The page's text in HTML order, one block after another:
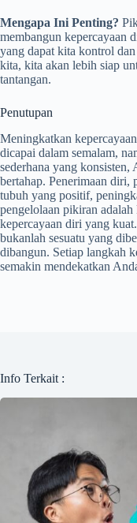
Mengapa Ini Penting?
membangun kepercayaan
yang dapat kita kontrol
kita, kita akan lebih siap
tantangan.
Penutupan
Meningkatkan
dicapai dalam semalam,
sederhana yang konsisten,
bertahap. Penerimaan diri,
tubuh yang positif,
pengelolaan pikiran
kepercayaan diri yang
bukanlah sesuatu yang
dibangun. Setiap langkah
semakin mendekatkan
Info Terkait :